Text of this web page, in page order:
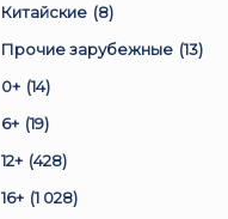
Китайские (8)
Прочие зарубежные (13)
0+ (14)
6+ (19)
12+ (428)
16+ (1 028)